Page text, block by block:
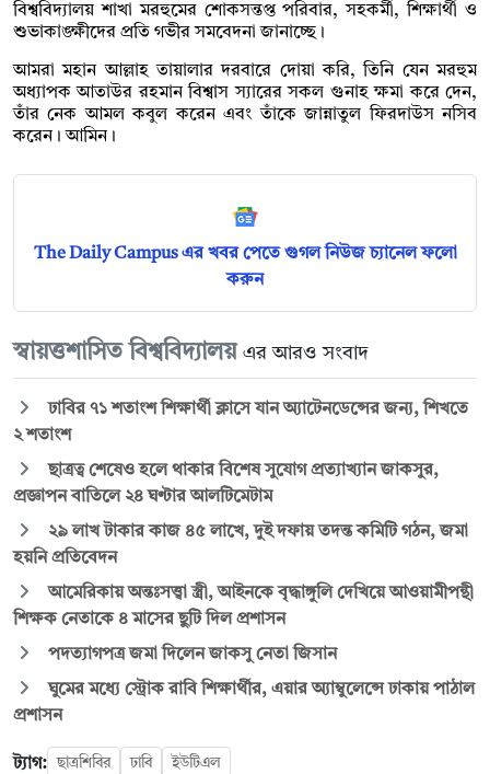
বিশ্ববিদ্যালয় শাখা মরহুমের শোকসন্তপ্ত পরিবার, সহকর্মী, শিক্ষার্থী ও
শুভাকাঙ্ক্ষীদের প্রতি গভীর সমবেদনা জানাচ্ছে।
আমরা মহান আল্লাহ তায়ালার দরবারে দোয়া করি, তিনি যেন মরহুম
অধ্যাপক আতাউর রহমান বিশ্বাস স্যারের সকল গুনাহ ক্ষমা করে দেন,
তাঁর নেক আমল কবুল করেন এবং তাঁকে জান্নাতুল ফিরদাউস নসিব
করেন। আমিন।
The Daily Campus এর খবর পেতে গুগল নিউজ চ্যানেল ফলো
করুন
স্বায়ত্তশাসিত বিশ্ববিদ্যালয় এর আরও সংবাদ
ঢাবির ৭১ শতাংশ শিক্ষার্থী ক্লাসে যান অ্যাটেনডেন্সের জন্য, শিখতে
২ শতাংশ
ছাত্রত্ব শেষেও হলে থাকার বিশেষ সুযোগ প্রত্যাখ্যান জাকসুর,
প্রজ্ঞাপন বাতিলে ২৪ ঘণ্টার আলটিমেটাম
২৯ লাখ টাকার কাজ ৪৫ লাখে, দুই দফায় তদন্ত কমিটি গঠন, জমা
হয়নি প্রতিবেদন
আমেরিকায় অন্তঃসত্ত্বা স্ত্রী, আইনকে বৃদ্ধাঙ্গুলি দেখিয়ে আওয়ামীপন্থী
শিক্ষক নেতাকে ৪ মাসের ছুটি দিল প্রশাসন
পদত্যাগপত্র জমা দিলেন জাকসু নেতা জিসান
ঘুমের মধ্যে স্ট্রোক রাবি শিক্ষার্থীর, এয়ার অ্যাম্বুলেন্সে ঢাকায় পাঠাল
প্রশাসন
ট্যাগ: ছাত্রশিবির ঢাবি ইউটিএল